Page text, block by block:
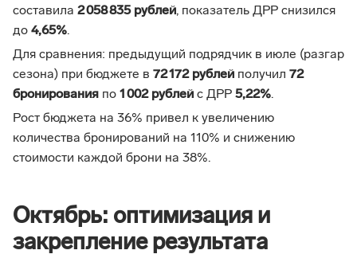
составила 2 058 835 рублей, показатель ДРР снизился
до 4,65%.
Для сравнения: предыдущий подрядчик в июле (разгар
сезона) при бюджете в 72 172 рублей получил 72
бронирования по 1 002 рублей с ДРР 5,22%.
Рост бюджета на 36% привел к увеличению
количества бронирований на 110% и снижению
стоимости каждой брони на 38%.
Октябрь: оптимизация и
закрепление результата